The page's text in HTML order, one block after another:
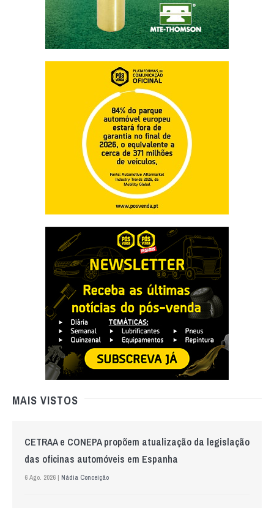
MAIS VISTOS
CETRAA e CONEPA propõem atualização da legislação
das oficinas automóveis em Espanha
6 Ago. 2026 | Nádia Conceição